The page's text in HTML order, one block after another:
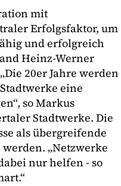
mit
Erfolgsfaktor, um
und erfolgreich
Heinz-Werner
20er Jahre werden
eine
so Markus
Stadtwerke. Die
als übergreifende
„Netzwerke
nur helfen - so